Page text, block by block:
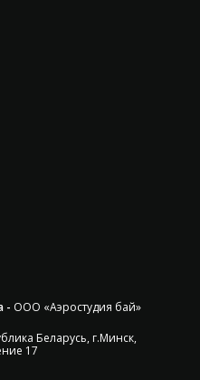
- ООО «Аэростудия бай»
Беларусь, г.Минск,
17